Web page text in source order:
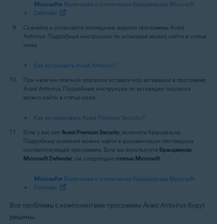
Microsoft ▸ Включение и отключение брандмауэра Microsoft
Defender
Скачайте и установите последнюю версию программы Avast
Antivirus. Подробные инструкции по установке можно найти в статье
ниже.
Как установить Avast Antivirus?
При наличии платной подписки вставьте код активации в программе
Avast Antivirus. Подробные инструкции по активации подписки
можно найти в статье ниже.
Как активировать Avast Premium Security?
Если у вас нет Avast Premium Security, включите брандмауэр.
Подробные указания можно найти в документации поставщика
соответствующей программы. Если вы используете брандмауэр
Microsoft Defender, см. следующую статью Microsoft.
Microsoft ▸ Включение и отключение брандмауэра Microsoft
Defender
Все проблемы с компонентами программы Avast Antivirus будут
решены.